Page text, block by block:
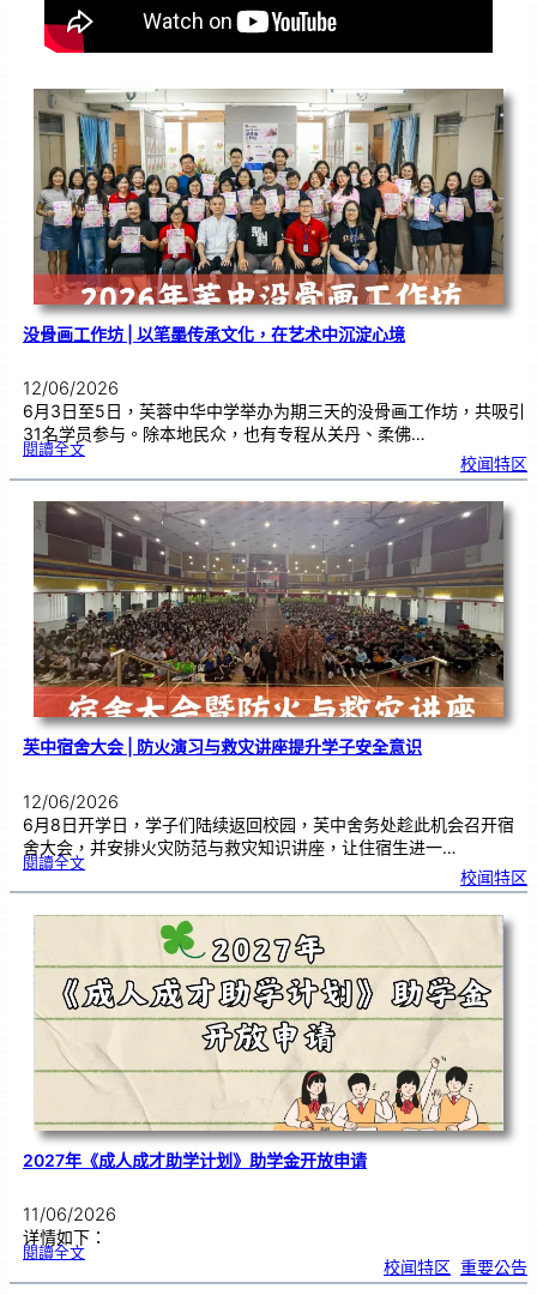
没骨画工作坊 | 以笔墨传承文化，在艺术中沉淀心境
12/06/2026
6月3日至5日，芙蓉中华中学举办为期三天的没骨画工作坊，共吸引
31名学员参与。除本地民众，也有专程从关丹、柔佛…
閱讀全文:没
工
坊
|以
笔
传
承
文
化
，
在
艺
术
中
沉
淀
心
境
校闻特区
芙中宿舍大会 | 防火演习与救灾讲座提升学子安全意识
12/06/2026
6月8日开学日，学子们陆续返回校园，芙中舍务处趁此机会召开宿
舍大会，并安排火灾防范与救灾知识讲座，让住宿生进一…
閱讀全文:芙
舍
会
|
与
救
灾
讲
座
提
升
学
全
校闻特区
2027年《成人成才助学计划》助学金开放申请
11/06/2026
详情如下：
閱讀全文:2
7
校闻特区 重要公告